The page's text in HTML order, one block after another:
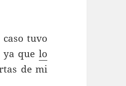
tuvo
ya que lo
de mi